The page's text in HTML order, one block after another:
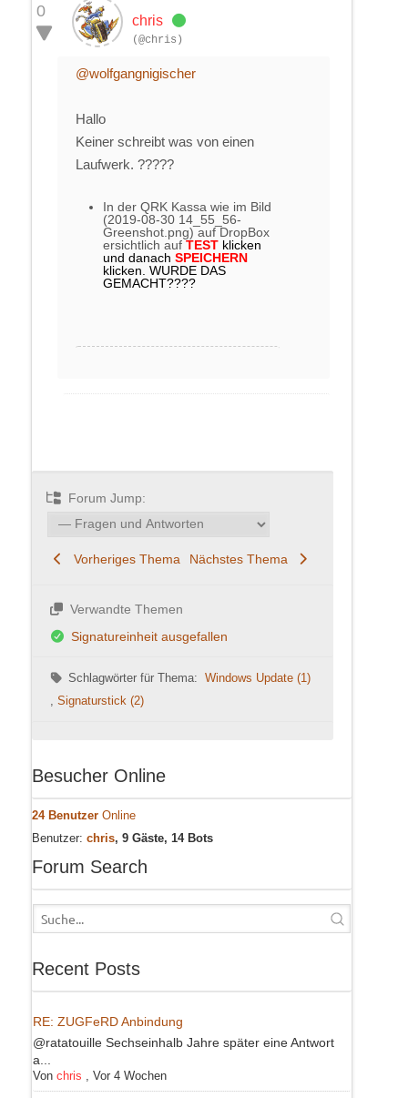
0
chris
(@chris)
@wolfgangnigischer
Hallo
Keiner schreibt was von einen
Laufwerk. ?????
In der QRK Kassa wie im Bild
(2019-08-30 14_55_56-
Greenshot.png) auf DropBox
ersichtlich auf TEST klicken
und danach SPEICHERN
klicken. WURDE DAS
GEMACHT????
Forum Jump:
Vorheriges Thema Nächstes Thema
Verwandte Themen
Signatureinheit ausgefallen
Schlagwörter für Thema:Windows Update (1)
Signaturstick (2)
Besucher Online
24 Benutzer Online
Benutzer: chris, 9 Gäste, 14 Bots
Forum Search
Recent Posts
RE: ZUGFeRD Anbindung
@ratatouille Sechseinhalb Jahre später eine Antwort
a...
Von chris Vor 4 Wochen